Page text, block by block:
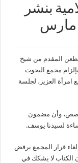
بنشر
الطعن المقدم من شيخ
مجمع البحوث
العزيز، لجلسة
وأن مضمون
لسيدنا يوسف.
قرار المجمع برفض
الكتاب لا يشكك في